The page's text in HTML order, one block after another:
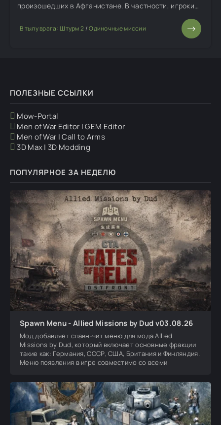
произошедших в Афганистане. В частности, игроки
войны в Афганистане, а также операцию
В тылу врага: Штурм 2 /Одиночные миссии
ПОЛЕЗНЫЕ ССЫЛКИ
Mow-Portal
Men of War Editor | GEM Editor
Men of War | Call to Arms
3D Max | 3D Modding
ПОПУЛЯРНОЕ ЗА НЕДЕЛЮ
Spawn Menu - Allied Missions by Dud v03.08.26
Мод добавляет спавн-чит меню для мода Allied
Missions by Dud, который включает основные фракции
такие как: Германия, СССР, США, Британия и Финляндия.
Меню появления в игре совместимо со всеми